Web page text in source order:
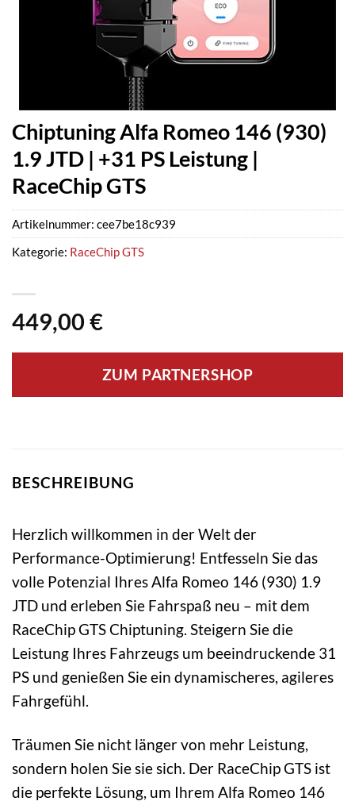
Chiptuning Alfa Romeo 146 (930)
1.9 JTD | +31 PS Leistung |
RaceChip GTS
449,00 €
ZUM PARTNERSHOP
Artikelnummer: cee7be18c939
Kategorie: RaceChip GTS
BESCHREIBUNG
Herzlich willkommen in der Welt der
Performance-Optimierung! Entfesseln Sie das
volle Potenzial Ihres Alfa Romeo 146 (930) 1.9
JTD und erleben Sie Fahrspaß neu – mit dem
RaceChip GTS Chiptuning. Steigern Sie die
Leistung Ihres Fahrzeugs um beeindruckende 31
PS und genießen Sie ein dynamischeres, agileres
Fahrgefühl.
Träumen Sie nicht länger von mehr Leistung,
sondern holen Sie sie sich. Der RaceChip GTS ist
die perfekte Lösung, um Ihrem Alfa Romeo 146